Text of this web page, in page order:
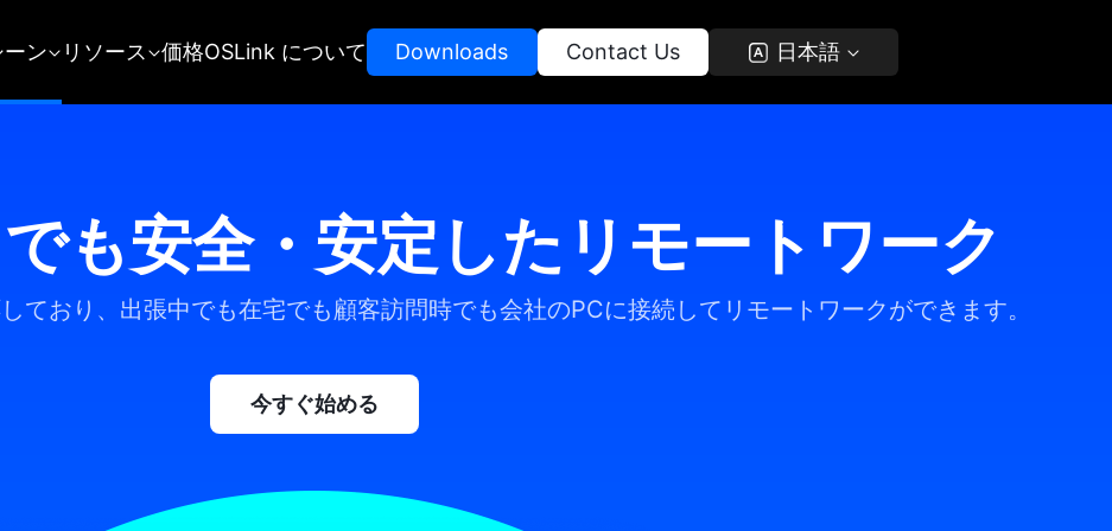
ン リソース 価格OSLink について Downloads Contact Us 日本語
も安全・安定したリモートワーク
ており、出張中でも在宅でも顧客訪問時でも会社のPCに接続してリモートワークができます。
今すぐ始める